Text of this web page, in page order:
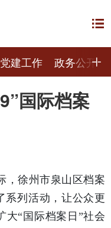
党建工作 政务公开
国际档案
，徐州市泉山区档案
系列活动，让公众更
大“国际档案日”社会